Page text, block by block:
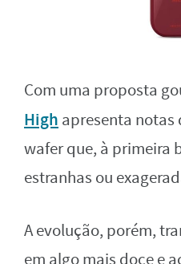
Com uma proposta
High apresenta notas
wafer que, à primeira
estranhas ou
A evolução, porém,
em algo mais doce e